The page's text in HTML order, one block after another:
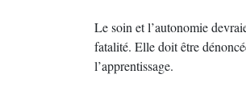
Le soin et l’autonomie
fatalité. Elle doit être
l’apprentissage.